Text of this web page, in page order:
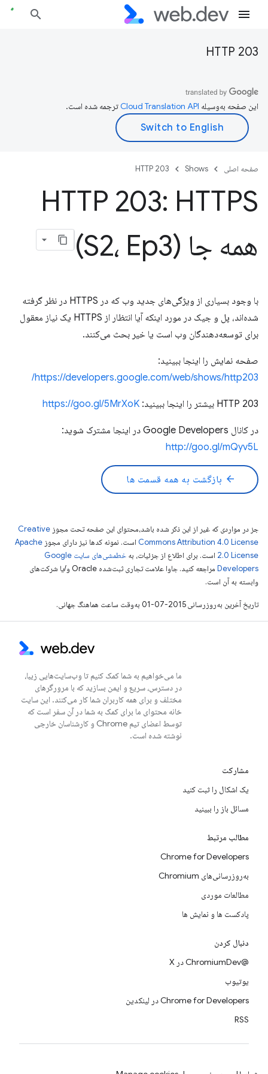
HTTP 203
این صفحه به‌وسیله ترجمه شده است.
صفحه اصلی Shows
HTTP 203
HTTP 203: HTTPS
همه جا (S2، Ep3)
با وجود بسیاری از ویژگی‌های جدید وب که در HTTPS در نظر گرفته
شده‌اند، پل و جیک در مورد اینکه آیا انتظار از HTTPS یک نیاز معقول
برای توسعه‌دهندگان وب است یا خیر بحث می‌کنند.
صفحه نمایش را اینجا ببینید:
https://developers.google.com/web/shows/http203/
HTTP 203 بیشتر را اینجا ببینید: https://goo.gl/5MrXoK
در کانال Google Developers در اینجا مشترک شوید:
http://goo.gl/mQyv5L
arrow_back بازگشت به همه قسمت ها
جز در مواردی که غیر از این ذکر شده باشد،‌محتوای این صفحه تحت مجوز Creative
Commons Attribution 4.0 License است. نمونه کدها نیز دارای مجوز Apache
2.0 License است. برای اطلاع از جزئیات، به
خطمشی‌های سایت Google
Developers‏
مراجعه کنید. جاوا علامت تجاری ثبت‌شده Oracle و/یا شرکت‌های
وابسته به آن است.
تاریخ آخرین به‌روزرسانی 2015-07-01 به‌وقت ساعت هماهنگ جهانی.
ما می‌خواهیم به شما کمک کنیم تا وب‌سایت‌هایی زیبا،
در دسترس، سریع و ایمن بسازید که با مرورگرهای
مختلف و برای همه کاربران شما کار می‌کنند. این سایت
خانه محتوای ما برای کمک به شما در آن سفر است که
توسط اعضای تیم Chrome و کارشناسان خارجی
نوشته شده است.
مشارکت
یک اشکال را ثبت کنید
مسائل باز را ببینید
مطالب مرتبط
Chrome for Developers
به‌روزرسانی‌های Chromium
مطالعات موردی
پادکست ها و نمایش ها
دنبال کردن
@ChromiumDev در X
یوتیوب
Chrome for Developers در لینکدین
RSS